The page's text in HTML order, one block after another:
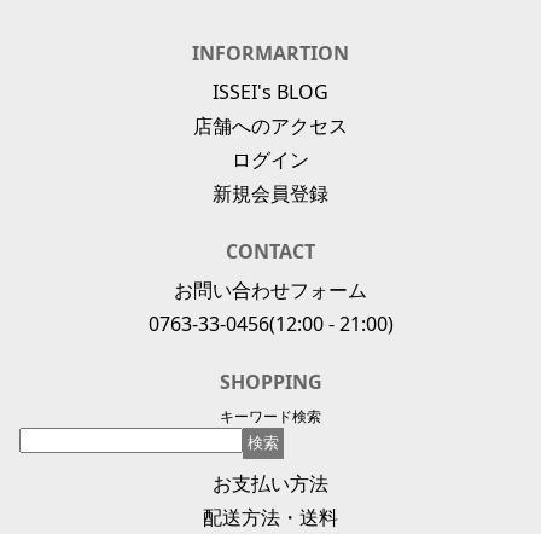
INFORMARTION
ISSEI's BLOG
店舗へのアクセス
ログイン
新規会員登録
CONTACT
お問い合わせフォーム
0763-33-0456(12:00 - 21:00)
SHOPPING
キーワード検索
お支払い方法
配送方法・送料